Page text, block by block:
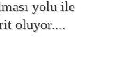
yolu ile
oluyor....